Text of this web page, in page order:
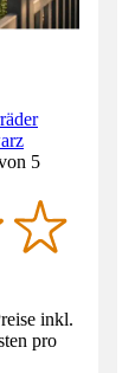
5
inkl.
pro